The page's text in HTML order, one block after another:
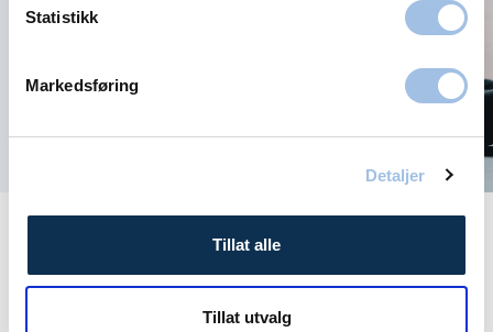
Statistikk
Markedsføring
Detaljer
Tillat alle
Tillat utvalg
Se alle fysioterapi-artikler
Vårt behandlingstilbud i Oslo